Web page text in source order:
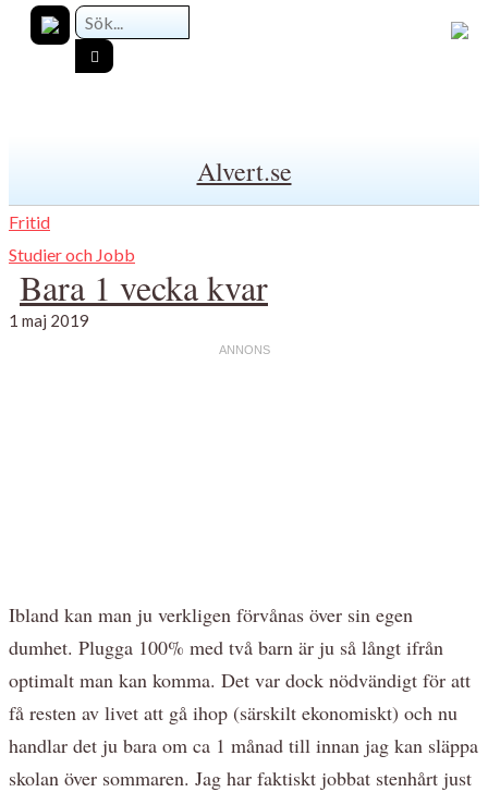
Alvert.se
Fritid
Studier och Jobb
Bara 1 vecka kvar
1 maj 2019
Ibland kan man ju verkligen förvånas över sin egen
dumhet. Plugga 100% med två barn är ju så långt ifrån
optimalt man kan komma. Det var dock nödvändigt för att
få resten av livet att gå ihop (särskilt ekonomiskt) och nu
handlar det ju bara om ca 1 månad till innan jag kan släppa
skolan över sommaren. Jag har faktiskt jobbat stenhårt just